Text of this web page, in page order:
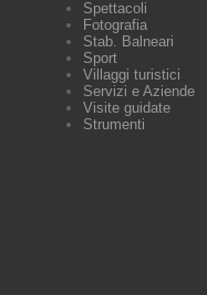
Spettacoli
Fotografia
Stab. Balneari
Sport
Villaggi turistici
Servizi e Aziende
Visite guidate
Strumenti